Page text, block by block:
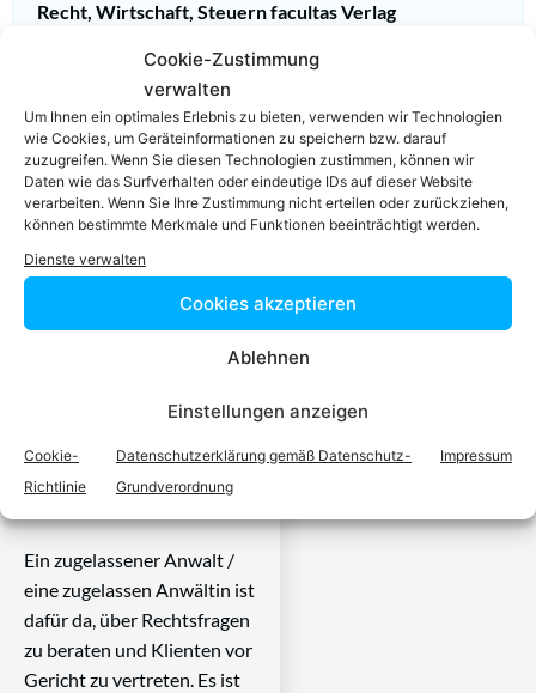
Cookie-Zustimmung
verwalten
Um Ihnen ein optimales Erlebnis zu bieten, verwenden wir Technologien
wie Cookies, um Geräteinformationen zu speichern bzw. darauf
zuzugreifen. Wenn Sie diesen Technologien zustimmen, können wir
Daten wie das Surfverhalten oder eindeutige IDs auf dieser Website
verarbeiten. Wenn Sie Ihre Zustimmung nicht erteilen oder zurückziehen,
können bestimmte Merkmale und Funktionen beeinträchtigt werden.
Dienste verwalten
Cookies akzeptieren
Ablehnen
Einstellungen anzeigen
Cookie-
Richtlinie
Datenschutzerklärung gemäß Datenschutz-
Grundverordnung
Impressum
Recht, Wirtschaft, Steuern facultas Verlag
Einfach in 3
Schritten einen
Anwalt finden,
spezialisiert ist
Ein zugelassener Anwalt /
eine zugelassen Anwältin ist
dafür da, über Rechtsfragen
zu beraten und Klienten vor
Gericht zu vertreten. Es ist